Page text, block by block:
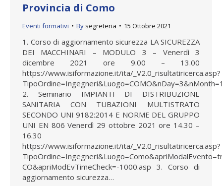
Provincia di Como
Eventi formativi By segreteria 15 Ottobre 2021
1. Corso di aggiornamento sicurezza LA SICUREZZA
DEI MACCHINARI – MODULO 3 – Venerdì 3
dicembre 2021 ore 9.00 – 13.00
https://www.isiformazione.it/ita/_V2.0_risultatiricerca.asp?
2. Seminario IMPIANTI DI DISTRIBUZIONE
SANITARIA CON TUBAZIONI MULTISTRATO
SECONDO UNI 9182:2014 E NORME DEL GRUPPO
UNI EN 806 Venerdì 29 ottobre 2021 ore 14.30 –
16.30
https://www.isiformazione.it/ita/_V2.0_risultatiricerca.asp?
CO&apriModEvTimeCheck=-1000.asp 3. Corso di
aggiornamento sicurezza…